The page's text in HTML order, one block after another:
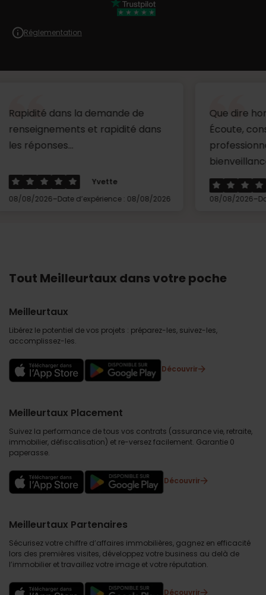
Réglementation
la demande de
et rapidité dans
Yvette
Date d’expérience : 08/08/2026
Que dire hors mis un
Écoute, conseils,
professionnalisme et
bienveillance.Merci à
08/08/2026
Date
Tout Meilleurtaux dans votre poche
Meilleurtaux
Libérez le potentiel de vos projets : préparez-les, suivez-les,
accomplissez-les.
Découvrir
Meilleurtaux Placement
Suivez la performance de tous vos contrats (assurance vie, retraite,
immobilier, défiscalisation) et re-versez facilement. Garantie 0
paperasse.
Découvrir
Meilleurtaux Partenaires
Sécurisez votre chiffre d’affaires immobilières, gagnez en efficacité
lors des premières visites, développez votre business au delà de
l’immobilier et travaillez votre image et votre réputation.
Découvrir